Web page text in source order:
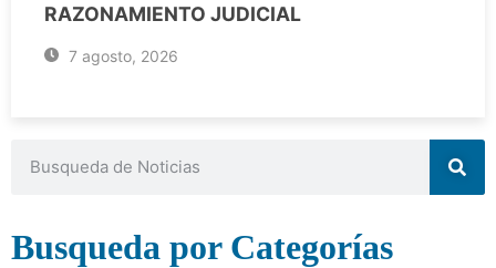
RAZONAMIENTO JUDICIAL
7 agosto, 2026
Busqueda por Categorías